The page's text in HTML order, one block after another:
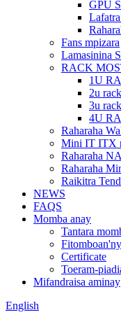
GPU
Fans mpizara
Lamasinina
RACK
1U
2u rack
3u rack
4U
Raharaha
Mini IT ITX
Raharaha
Raharaha
Raikitra
NEWS
FAQS
Momba anay
Tantara
Certificate
Toeram-
Mifandraisa aminay
English